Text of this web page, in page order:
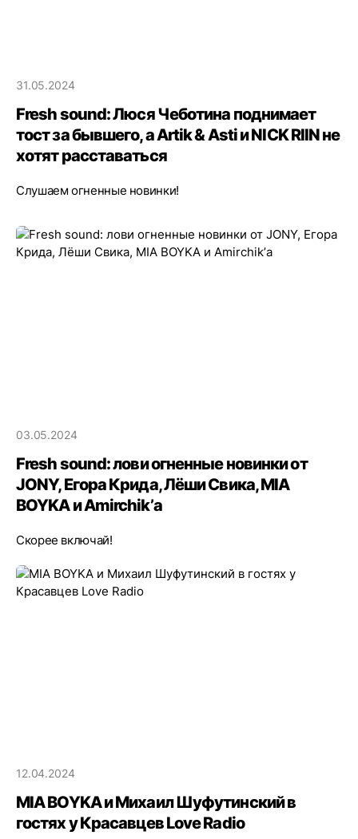
31.05.2024
Fresh sound: Люся Чеботина поднимает
тост за бывшего, а Artik & Asti и NICK RIIN не
хотят расставаться
Слушаем огненные новинки!
03.05.2024
Fresh sound: лови огненные новинки от
JONY, Егора Крида, Лёши Свика, MIA
BOYKA и Amirchik’а
Скорее включай!
12.04.2024
MIA BOYKA и Михаил Шуфутинский в
гостях у Красавцев Love Radio